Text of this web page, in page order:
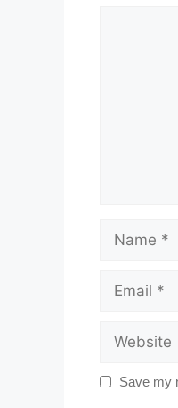
Save my